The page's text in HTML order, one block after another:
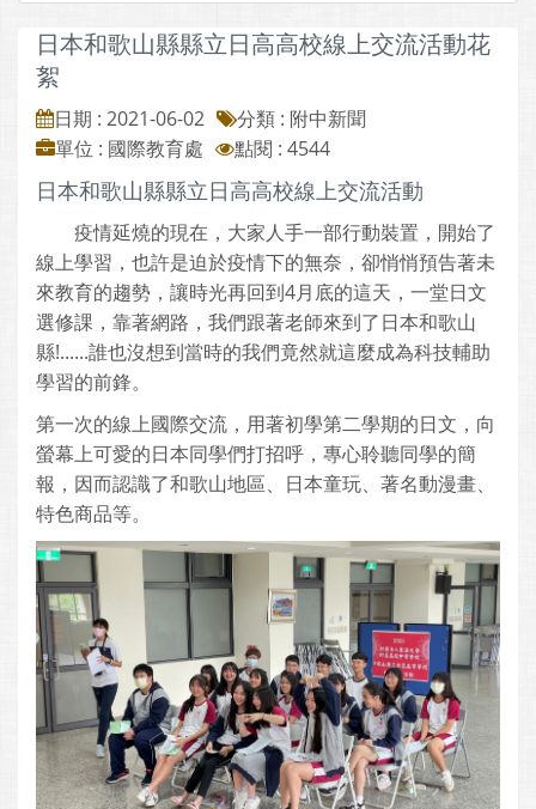
日本和歌山縣縣立日高高校線上交流活動花
絮
日期 : 2021-06-02
分類 : 附中新聞
單位 : 國際教育處
點閱 : 4544
日本和歌山縣縣立日高高校線上交流活動
疫情延燒的現在，大家人手一部行動裝置，開始了
線上學習，也許是迫於疫情下的無奈，卻悄悄預告著未
來教育的趨勢，讓時光再回到4月底的這天，一堂日文
選修課，靠著網路，我們跟著老師來到了日本和歌山
縣!......誰也沒想到當時的我們竟然就這麼成為科技輔助
學習的前鋒。
第一次的線上國際交流，用著初學第二學期的日文，向
螢幕上可愛的日本同學們打招呼，專心聆聽同學的簡
報，因而認識了和歌山地區、日本童玩、著名動漫畫、
特色商品等。